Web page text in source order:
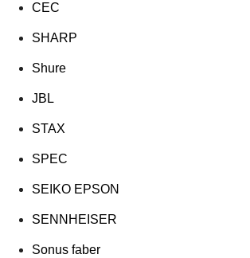
CEC
SHARP
Shure
JBL
STAX
SPEC
SEIKO EPSON
SENNHEISER
Sonus faber